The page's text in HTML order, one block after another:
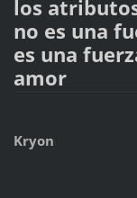
los
no es una
es una
amor
Kryon